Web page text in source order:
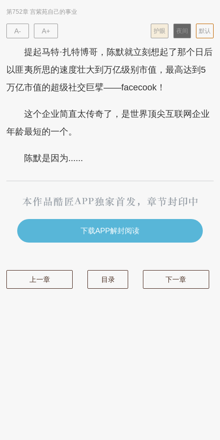
第752章 宫紫苑自己的事业
A- A+ 默认
夜间
护眼
提起马特·扎特博哥，陈默就立刻想起了那个日后
以匪夷所思的速度壮大到万亿级别市值，最高达到5
万亿市值的超级社交巨擘——facecook！
这个企业简直太传奇了，是世界顶尖互联网企业
年龄最短的一个。
陈默是因为......
下载APP解封阅读
上一章 目录 下一章